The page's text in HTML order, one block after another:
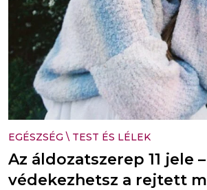
EGÉSZSÉG \ TEST ÉS LÉLEK
Az áldozatszerep 11 jele
védekezhetsz a rejtett